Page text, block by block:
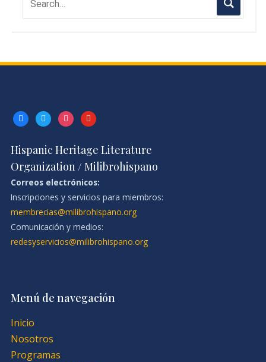
facebooktwitterinstagramyoutube
Hispanic Heritage Literature
Organization / Milibrohispano
Correos electrónicos:
Inscripciones y servicios para miembros:
membrecias@milibrohispano.org
Comunicación y medios:
redesyservicios@milibrohispano.org
Menú de navegación
Inicio
Nosotros
Programas